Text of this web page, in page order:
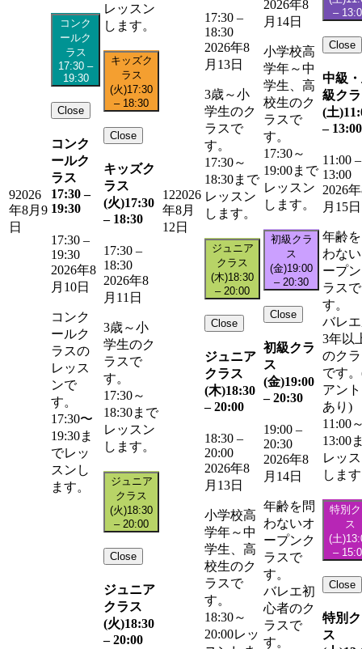
92026
年8月9
日
コンク
ールク
ラス
17:30 –
19:30
Close
コンク
ールク
ラス
17:30 –
19:30
17:30 –
19:30
2026年8
月10日
コンク
ールク
ラスの
レッス
ンで
す。
17:30〜
19:30ま
でレッ
スンし
ます。
レッスン
します。
キッズク
ラス
(火)17:30
– 18:30
Close
キッズク
ラス
(火)17:30
– 18:30
17:30 –
18:30
2026年8
月11日
3歳～小
学生のク
ラスで
す。
17:30～
18:30まで
レッスン
します。
ジュニア
クラス
(火)18:30
– 20:00
Close
ジュニア
クラス
(火)18:30
– 20:00
122026
年8月
12日
17:30 –
18:30
2026年8
月13日
3歳～小
学生のク
ラスで
す。
17:30～
18:30まで
レッスン
します。
ジュニア
クラス
(木)18:30
– 20:00
Close
ジュニア
クラス
(木)18:30
– 20:00
18:30 –
20:00
2026年8
月13日
小学校高
学年～中
学生、高
校生のク
ラスで
す。
18:30～
20:00レッ
2026年8
月14日
小学校高
学年～中
学生、高
校生のク
ラスで
す。
17:30～
19:00まで
レッスン
します。
初級クラ
ス
(金)19:00
– 20:30
Close
初級クラ
ス
(金)19:00
– 20:30
19:00 –
20:30
2026年8
月14日
年齢を問
わないオ
ープンク
ラスで
す。
バレエ初
心者のク
ラスで
す。
–
Close
中級
級ク
(土)
– 13:00
11:00 –
13:00
2026
月15日
年齢
わな
ープ
ラスで
す。
バレ
3年以
のク
です
アン
あり)
11:00
13:00
レッ
しま
特別
ス
(土)
–
Close
特別
ス